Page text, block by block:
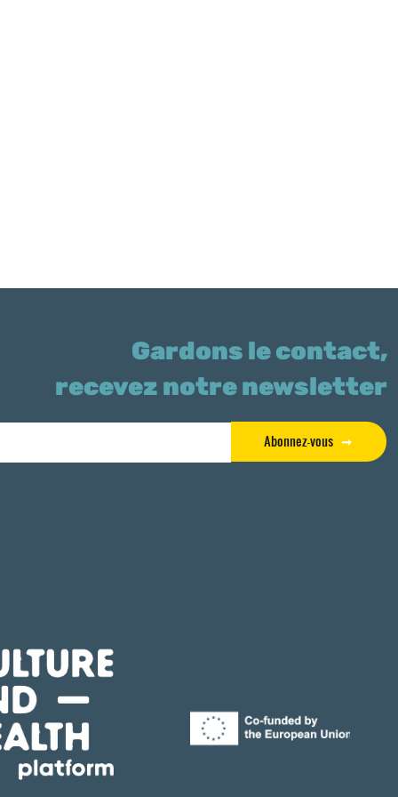
Gardons le contact,
recevez notre newsletter
Abonnez-vous